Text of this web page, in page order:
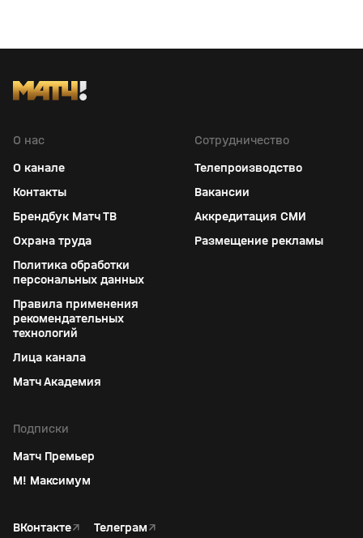
О нас
О канале
Контакты
Брендбук Матч ТВ
Охрана труда
Политика обработки
персональных данных
Правила применения
рекомендательных
технологий
Лица канала
Матч Академия
Сотрудничество
Телепроизводство
Вакансии
Аккредитация СМИ
Размещение рекламы
Подписки
Матч Премьер
М! Максимум
ВКонтакте↗ Телеграм↗